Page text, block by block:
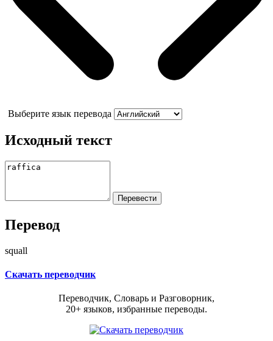
Выберите язык перевода
Исходный текст
Перевод
squall
Скачать переводчик
Переводчик, Словарь и Разговорник,
20+ языков, избранные переводы.